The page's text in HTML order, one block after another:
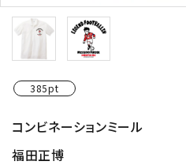
385pt
コンビネーションミール
福田正博